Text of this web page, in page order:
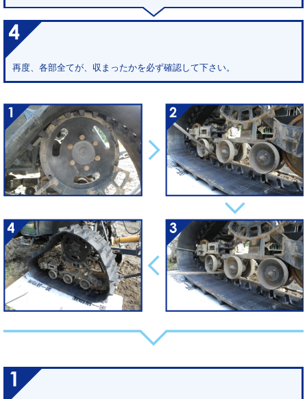
再度、各部全てが、収まったかを必ず確認して下さい。